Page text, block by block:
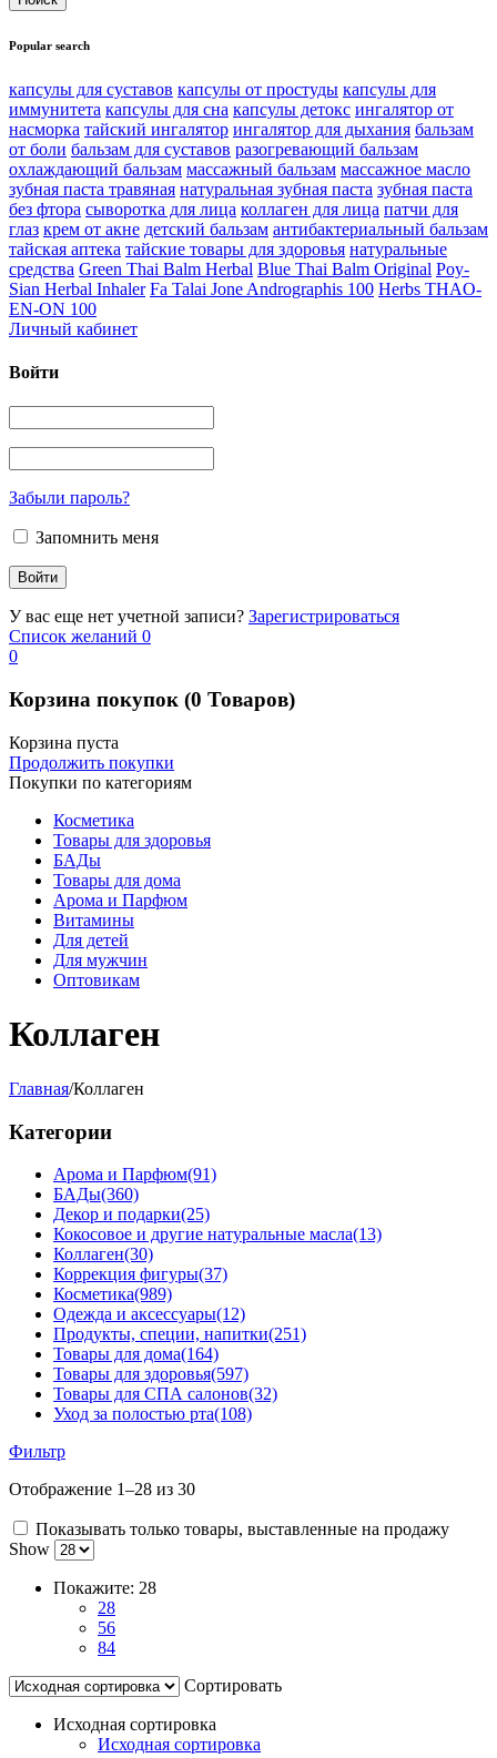
Popular search
капсулы для суставов капсулы от простуды капсулы для
иммунитета капсулы для сна капсулы детокс ингалятор от
насморка тайский ингалятор ингалятор для дыхания бальзам
от боли бальзам для суставов разогревающий бальзам
охлаждающий бальзам массажный бальзам массажное масло
зубная паста травяная натуральная зубная паста зубная паста
без фтора сыворотка для лица коллаген для лица патчи для
глаз крем от акне детский бальзам антибактериальный бальзам
тайская аптека тайские товары для здоровья натуральные
средства Green Thai Balm Herbal Blue Thai Balm Original Poy-
Sian Herbal Inhaler Fa Talai Jone Andrographis 100 Herbs THAO-
EN-ON 100
Личный кабинет
Войти
Забыли пароль?
Запомнить меня
У вас еще нет учетной записи? Зарегистрироваться
Список желаний 0
0
Корзина покупок (0 Товаров)
Корзина пуста
Продолжить покупки
Покупки по категориям
Косметика
Товары для здоровья
БАДы
Товары для дома
Арома и Парфюм
Витамины
Для детей
Для мужчин
Оптовикам
Коллаген
Главная/Коллаген
Категории
Арома и Парфюм(91)
БАДы(360)
Декор и подарки(25)
Кокосовое и другие натуральные масла(13)
Коллаген(30)
Коррекция фигуры(37)
Косметика(989)
Одежда и аксессуары(12)
Продукты, специи, напитки(251)
Товары для дома(164)
Товары для здоровья(597)
Товары для СПА салонов(32)
Уход за полостью рта(108)
Фильтр
Отображение 1–28 из 30
Показывать только товары, выставленные на продажу
Show
Покажите: 28
28
56
84
Сортировать
Исходная сортировка
Исходная сортировка